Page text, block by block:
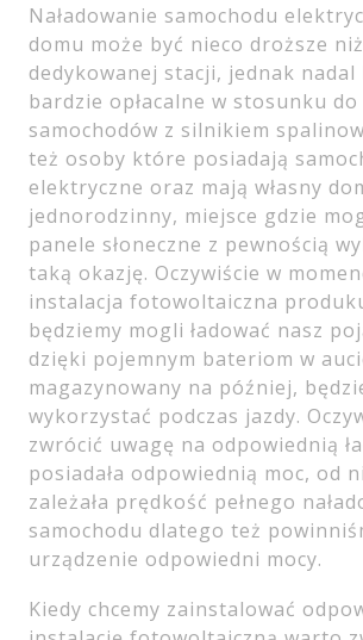
Naładowanie samochodu
domu może być nieco droższe
dedykowanej stacji, jednak nadal
bardzie opłacalne w stosunku
samochodów z silnikiem
też osoby które posiadają
elektryczne oraz mają własny
jednorodzinny, miejsce gdzie
panele słoneczne z pewnością
taką okazję. Oczywiście w
instalacja fotowoltaiczna
będziemy mogli ładować nasz
dzięki pojemnym bateriom w
magazynowany na później,
wykorzystać podczas jazdy.
zwrócić uwagę na odpowiednią
posiadała odpowiednią moc, od
zależała prędkość pełnego
samochodu dlatego też
urządzenie odpowiedni mocy.
Kiedy chcemy zainstalować